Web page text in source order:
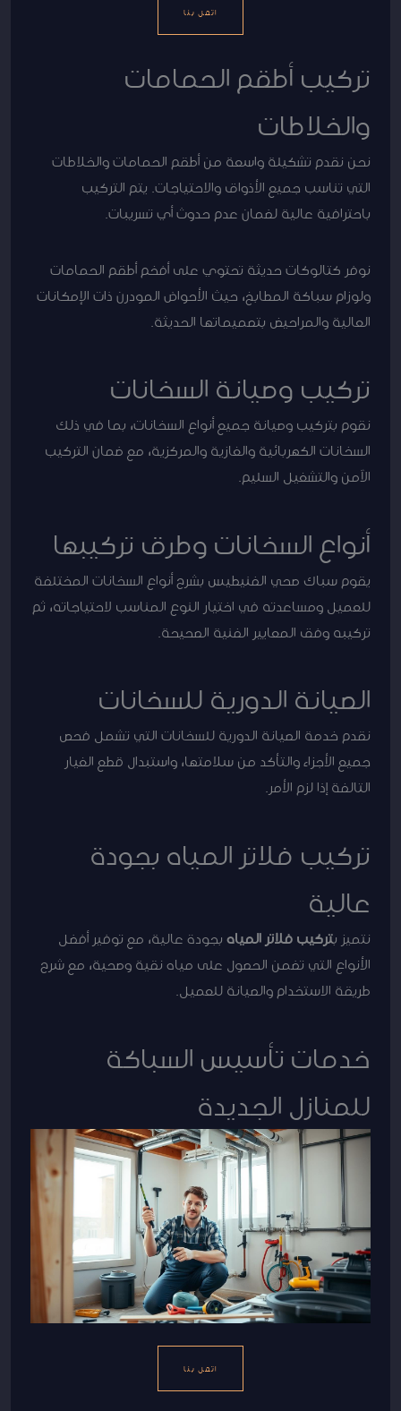
اتصل بنا
تركيب أطقم الحمامات
والخلاطات
نحن نقدم تشكيلة واسعة من أطقم الحمامات والخلاطات
التي تناسب جميع الأذواق والاحتياجات. يتم التركيب
باحترافية عالية لضمان عدم حدوث أي تسريبات.
نوفر كتالوكات حديثة تحتوي على أفخم أطقم الحمامات
ولوزام سباكة المطابخ، حيث الأحواض المودرن ذات الإمكانات
العالية والمراحيض بتصميماتها الحديثة.
تركيب وصيانة السخانات
نقوم بتركيب وصيانة جميع أنواع السخانات، بما في ذلك
السخانات الكهربائية والغازية والمركزية، مع ضمان التركيب
الآمن والتشغيل السليم.
أنواع السخانات وطرق تركيبها
يقوم سباك صحي الفنيطيس بشرح أنواع السخانات المختلفة
للعميل ومساعدته في اختيار النوع المناسب لاحتياجاته، ثم
تركيبه وفق المعايير الفنية الصحيحة.
الصيانة الدورية للسخانات
نقدم خدمة الصيانة الدورية للسخانات التي تشمل فحص
جميع الأجزاء والتأكد من سلامتها، واستبدال قطع الغيار
التالفة إذا لزم الأمر.
تركيب فلاتر المياه بجودة
عالية
نتميز بتركيب فلاتر المياهبجودة عالية، مع توفير أفضل
الأنواع التي تضمن الحصول على مياه نقية وصحية، مع شرح
طريقة الاستخدام والصيانة للعميل.
خدمات تأسيس السباكة
للمنازل الجديدة
اتصل بنا